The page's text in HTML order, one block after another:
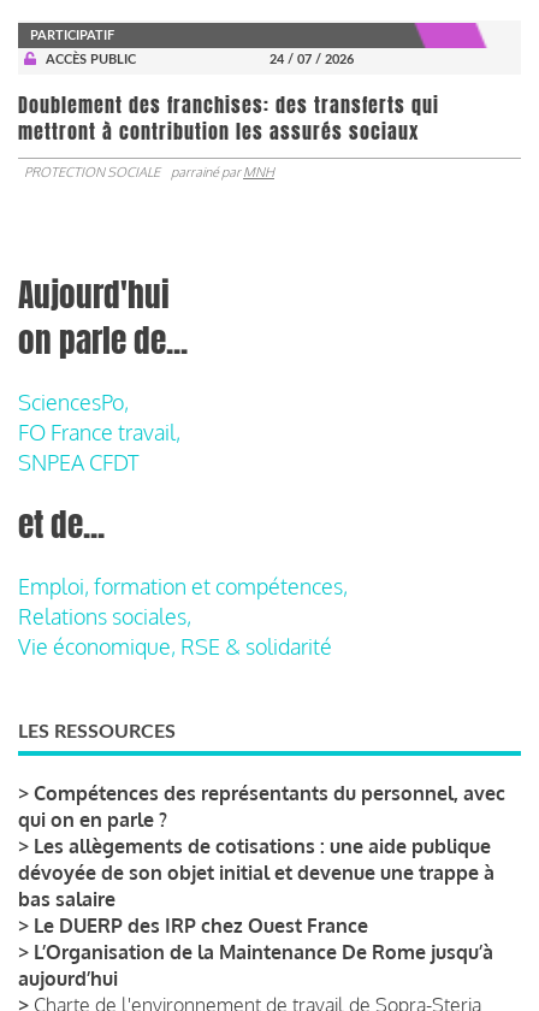
PARTICIPATIF
ACCÈS PUBLIC
24 / 07 / 2026
Doublement des franchises: des transferts qui
mettront à contribution les assurés sociaux
PROTECTION SOCIALE parrainé parMNH
Aujourd'hui
on parle de...
SciencesPo,
FO France travail,
SNPEA CFDT
et de...
Emploi, formation et compétences,
Relations sociales,
Vie économique, RSE & solidarité
LES RESSOURCES
> Compétences des représentants du personnel, avec
qui on en parle ?
> Les allègements de cotisations : une aide publique
dévoyée de son objet initial et devenue une trappe à
bas salaire
> Le DUERP des IRP chez Ouest France
> L’Organisation de la Maintenance De Rome jusqu’à
aujourd’hui
> Charte de l'environnement de travail de Sopra-Steria